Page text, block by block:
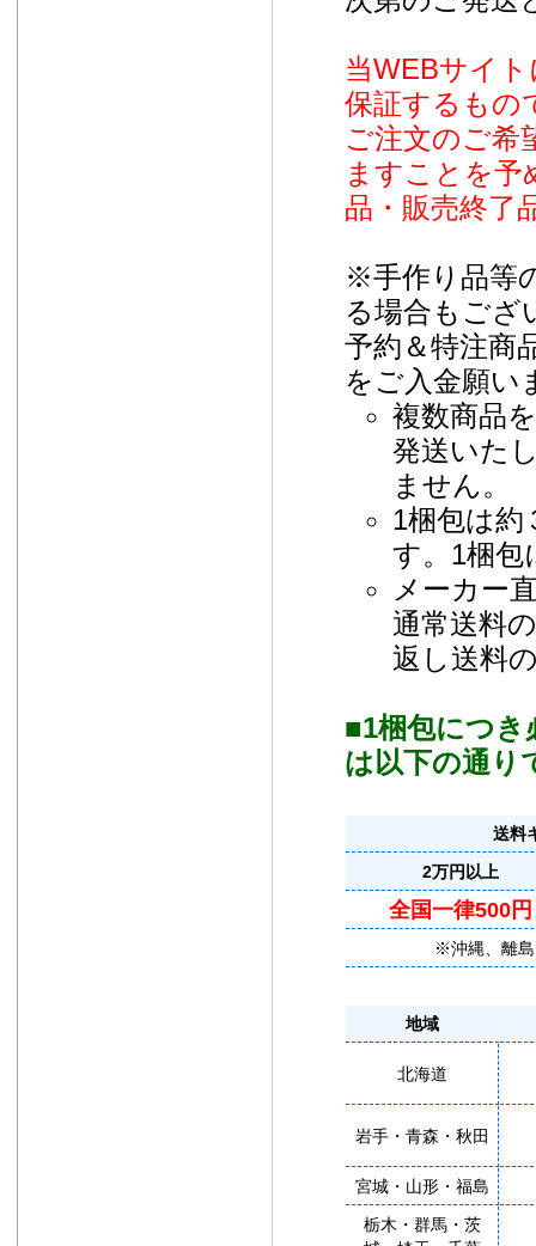
当WEBサイ
保証するもの
ご注文のご希
ますことを予
品・販売終了
※手作り品等
る場合もござ
予約＆特注商
をご入金願い
複数商品
発送いた
ません。
1梱包は約
す。1梱包
メーカー
通常送料
返し送料
■1梱包につき
は以下の通り
送料
2万円以上
全国一律500円
※沖縄、離
地域
北海道
岩手・青森・秋田
宮城・山形・福島
栃木・群馬・茨